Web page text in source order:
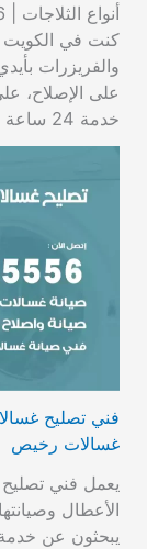
كنت في الكويت
والفريزرات
خدمة 24 ساعة ✔ فني يصل خلال 30 دقيقة…
غسالات رخيص
يعمل فني
الأعطال
يبحثون عن